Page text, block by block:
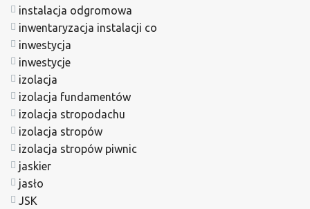
instalacja odgromowa
inwentaryzacja instalacji co
inwestycja
inwestycje
izolacja
izolacja fundamentów
izolacja stropodachu
izolacja stropów
izolacja stropów piwnic
jaskier
jasło
JSK